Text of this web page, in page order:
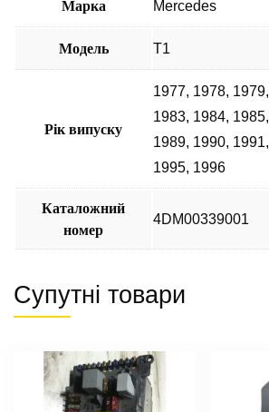
Марка Mercedes
Модель T1
Рік випуску
1977, 1978, 1979,
1983, 1984, 1985,
1989, 1990, 1991,
1995, 1996
Каталожний
номер
4DM00339001
Супутні товари